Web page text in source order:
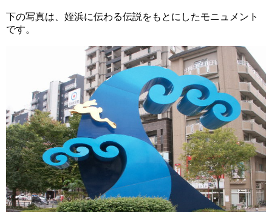
下の写真は、姪浜に伝わる伝説をもとにしたモニュメント
です。